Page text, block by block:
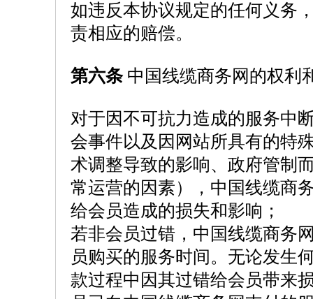
如违反本协议规定的任何义务
责相应的赔偿。
第六条 中国线缆商务网的权利
对于因不可抗力造成的服务中
会事件以及因网站所具有的特
术调整导致的影响、政府管制
常运营的因素），中国线缆商
给会员造成的损失和影响；
若非会员过错，中国线缆商务
员购买的服务时间。无论发生
款过程中因其过错给会员带来